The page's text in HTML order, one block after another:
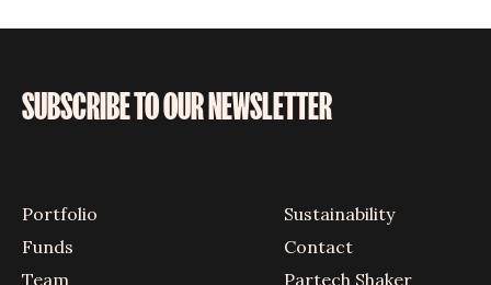
SUBSCRIBE TO OUR NEWSLETTER
Portfolio
Funds
Team
Sustainability
Contact
Partech Shaker